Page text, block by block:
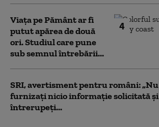
4
Viața pe Pământ ar fi
putut apărea de două
ori. Studiul care pune
sub semnul întrebării...
SRI, avertisment pentru români: „Nu
furnizați nicio informație solicitată și
întrerupeți...